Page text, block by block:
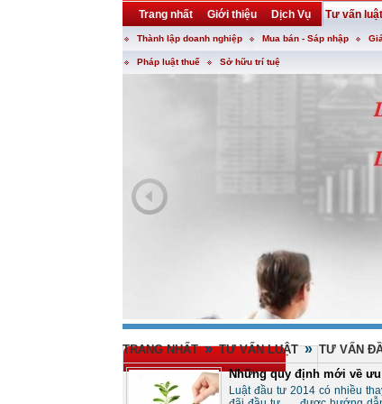
Trang nhất Giới thiệu Dịch Vụ Tư vấn luật
Khuyến mại Liên hệ forum utility
Thành lập doanh nghiệp Mua bán - Sáp nhập
Pháp luật thuế Sở hữu trí tuệ
TRANG NHẤT » TƯ VẤN LUẬT » TƯ VẤN
Những quy định mới về
Luật đầu tư 2014 có nhiều